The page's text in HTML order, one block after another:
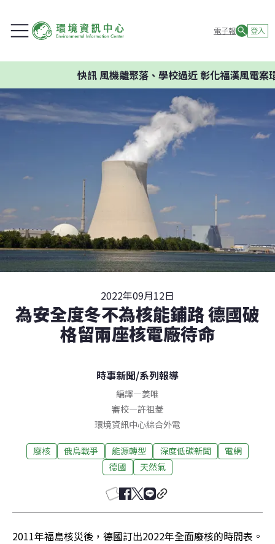
電子報 登入
風機離聚落、學校過近 彰化福漢風電案環委
2022年09月12日
為安全度冬不為核能鋪路 德國破
格留兩座核電廠待命
時事新聞/系列報導
編譯—姜唯
審校—許祖菱
環境資訊中心綜合外電
廢核 俄烏戰爭 能源轉型 深度低碳新聞
電網
德國
天然氣
2011年福島核災後，德國訂出2022年全面廢核的時間表。